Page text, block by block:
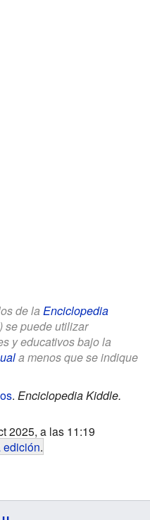
de la Enciclopedia
se puede utilizar
y educativos bajo la
a menos que se indique
. Enciclopedia Kiddle.
2025, a las 11:19
edición.